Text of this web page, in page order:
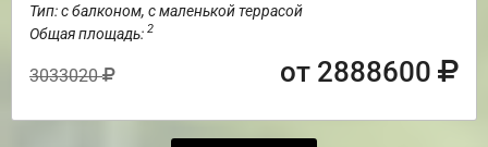
Тип: с балконом, с маленькой террасой
Общая площадь: 2
3033020 от 2888600